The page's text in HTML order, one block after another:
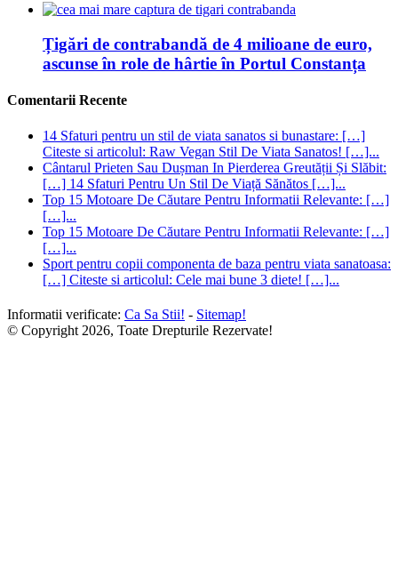
Țigări de contrabandă de 4 milioane de euro,
ascunse în role de hârtie în Portul Constanța
Comentarii Recente
14 Sfaturi pentru un stil de viata sanatos si bunastare: […]
Citeste si articolul: Raw Vegan Stil De Viata Sanatos! […]...
Cântarul Prieten Sau Dușman In Pierderea Greutății Și Slăbit:
[…] 14 Sfaturi Pentru Un Stil De Viață Sănătos […]...
Top 15 Motoare De Căutare Pentru Informatii Relevante: […]
[…]...
Top 15 Motoare De Căutare Pentru Informatii Relevante: […]
[…]...
Sport pentru copii componenta de baza pentru viata sanatoasa:
[…] Citeste si articolul: Cele mai bune 3 diete! […]...
Informatii verificate: Ca Sa Stii! - Sitemap!
© Copyright 2026, Toate Drepturile Rezervate!